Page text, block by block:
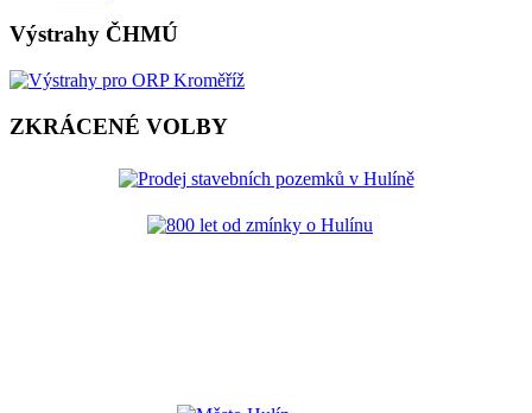
Výstrahy ČHMÚ
ZKRÁCENÉ VOLBY